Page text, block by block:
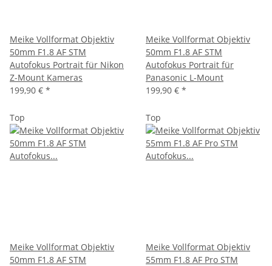
Meike Vollformat Objektiv
50mm F1.8 AF STM
Autofokus Portrait für Nikon
Z-Mount Kameras
199,90 € *
Meike Vollformat Objektiv
50mm F1.8 AF STM
Autofokus Portrait für
Panasonic L-Mount
199,90 € *
Top
Meike Vollformat Objektiv
50mm F1.8 AF STM
Top
Meike Vollformat Objektiv
55mm F1.8 AF Pro STM